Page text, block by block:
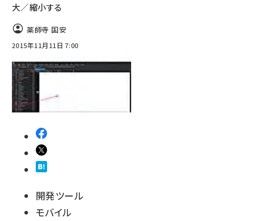
大／縮小する
薬師寺 国安
2015年11月11日 7:00
開発ツール
モバイル